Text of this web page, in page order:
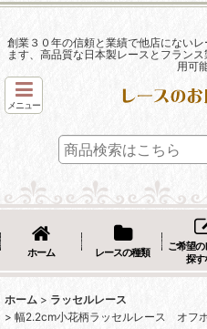
創業３０年の信頼と業績で他店にない
ます、高品質な日本製レースとフラン
用可
メニュー
ホーム レースの種類
ご希望
探す
ホーム > ラッセルレース
> 幅2.2cm小花柄ラッセルレース オフ